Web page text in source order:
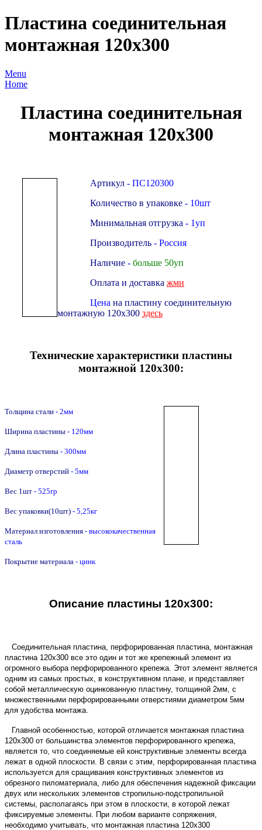
Пластина соединительная
монтажная 120х300
Menu
Home
Пластина соединительная
монтажная 120х300
Артикул - ПС120300
Количество в упаковке - 10шт
Минимальная отгрузка - 1уп
Производитель - Россия
Наличие - больше 50уп
Оплата и доставка жми
Цена на пластину соединительную
монтажную 120х300 здесь
Технические характеристики пластины
монтажной 120х300:
Толщина стали - 2мм
Ширина пластины - 120мм
Длина пластины - 300мм
Диаметр отверстий - 5мм
Вес 1шт - 525гр
Вес упаковки(10шт) - 5,25кг
Материал изготовления - высококачественная
сталь
Покрытие материала - цинк
Описание пластины 120х300:
Соединительная пластина, перфорированная пластина, монтажная
пластина 120х300 все это один и тот же крепежный элемент из
огромного выбора перфорированного крепежа. Этот элемент является
одним из самых простых, в конструктивном плане, и представляет
собой металлическую оцинкованную пластину, толщиной 2мм, с
множественными перфорированными отверстиями диаметром 5мм
для удобства монтажа.
Главной особенностью, которой отличается монтажная пластина
120х300 от большинства элементов перфорированного крепежа,
является то, что соединяемые ей конструктивные элементы всегда
лежат в одной плоскости. В связи с этим, перфорированная пластина
используется для сращивания конструктивных элементов из
обрезного пиломатериала, либо для обеспечения надежной фиксации
двух или нескольких элементов стропильно-подстропильной
системы, располагаясь при этом в плоскости, в которой лежат
фиксируемые элементы. При любом варианте сопряжения,
необходимо учитывать, что монтажная пластина 120х300